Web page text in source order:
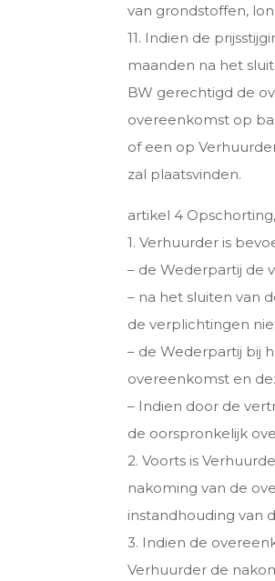
van grondstoffen,
11. Indien de
maanden na het
BW gerechtigd de
overeenkomst op
of een op
zal plaatsvinden.
artikel 4
1. Verhuurder is
– de Wederpartij de
– na het sluiten van
de verplichtingen
– de Wederpartij bij
overeenkomst en
– Indien door de
de oorspronkelijk
2. Voorts is
nakoming van de
instandhouding van
3. Indien de
Verhuurder de